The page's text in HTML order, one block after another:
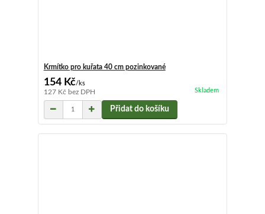
Krmítko pro kuřata 40 cm pozinkované
154 Kč/ks
127 Kč bez DPH Skladem
Přidat do košíku